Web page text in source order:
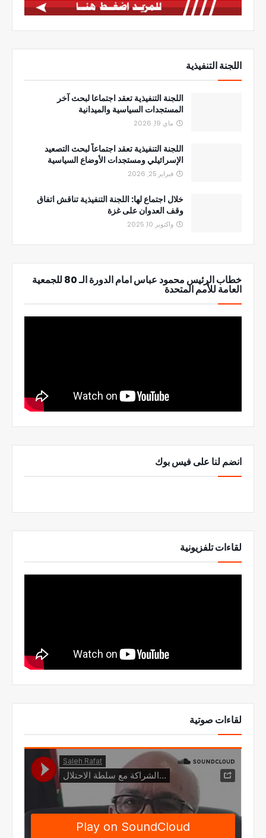
اللجنة التنفيذية
اللجنة التنفيذية تعقد اجتماعا لبحث آخر
المستجدات السياسية والميدانية
ماي 19, 2026
اللجنة التنفيذية تعقد اجتماعاً لبحث التصعيد
الإسرائيلي ومستجدات الأوضاع السياسية
فبراير 25, 2026
خلال اجتماع لها: اللجنة التنفيذية تناقش اتفاق
وقف العدوان على غزة
واكتوبر 10, 2025
خطاب الرئيس محمود عباس امام الدورة الـ 80 للجمعية
العامة للأمم المتحدة
انضم لنا على فيس بوك
لقاءات تلفزيونية
لقاءات صوتية